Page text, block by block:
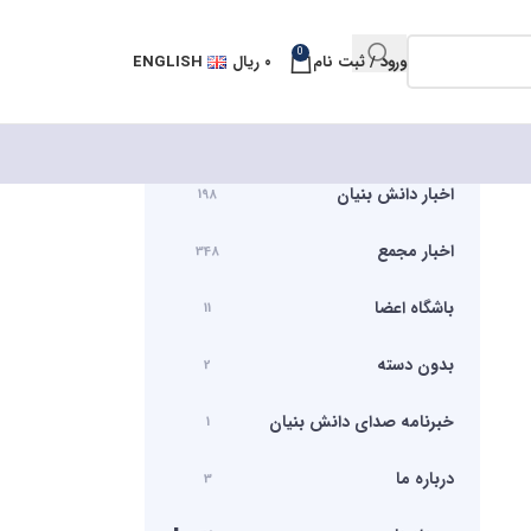
ورود / ثبت نام 0 ۰ ریال ENGLISH
اخبار دانش بنیان 198
اخبار مجمع 348
باشگاه اعضا 11
بدون دسته 2
خبرنامه صدای دانش بنیان 1
درباره ما 3